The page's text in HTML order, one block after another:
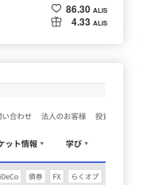
86.30 ALIS
4.33 ALIS